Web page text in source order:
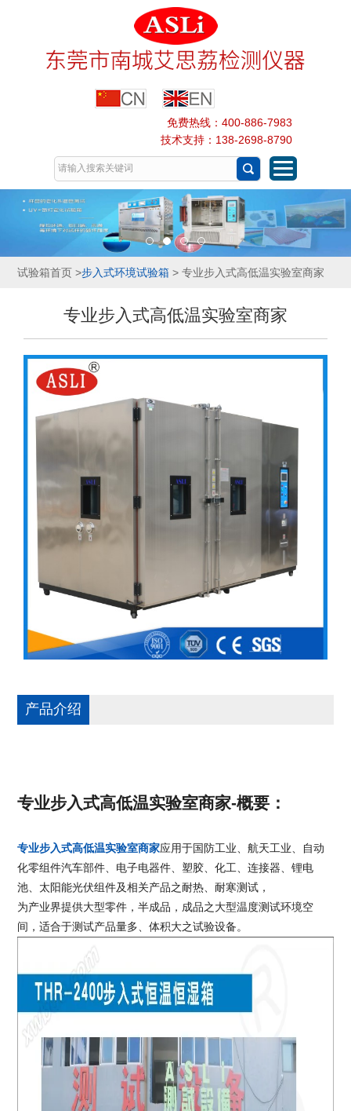
免费热线：400-886-7983
技术支持：138-2698-8790
试验箱首页>步入式环境试验箱> 专业步入式高低温实验室商家
专业步入式高低温实验室商家
产品介绍
专业步入式高低温实验室商家-概要：
专业步入式高低温实验室商家应用于国防工业、航天工业、自动
化零组件汽车部件、电子电器件、塑胶、化工、连接器、锂电
池、太阳能光伏组件及相关产品之耐热、耐寒测试，
为产业界提供大型零件，半成品，成品之大型温度测试环境空
间，适合于测试产品量多、体积大之试验设备。